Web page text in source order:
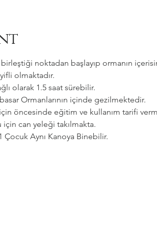
noktadan başlayıp ormanın
olmaktadır.
olarak 1.5 saat sürebilir.
Ormanlarının içinde gezilmektedir.
öncesinde eğitim ve kullanım tarifi
can yeleği takılmakta.
Çocuk Aynı Kanoya Binebilir.